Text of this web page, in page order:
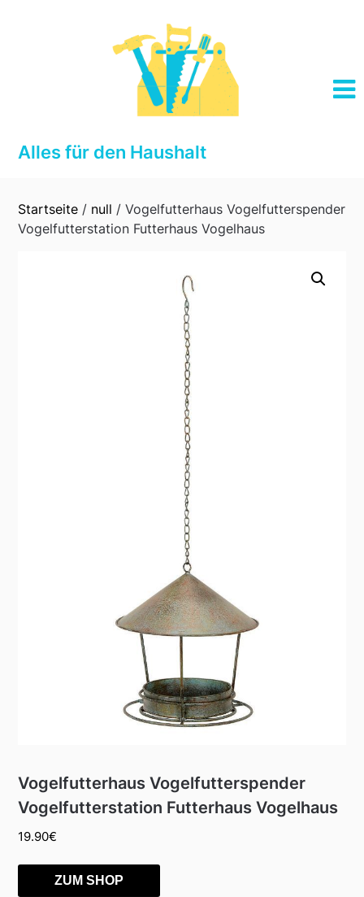
Alles für den Haushalt
Startseite / null / Vogelfutterhaus Vogelfutterspender
Vogelfutterstation Futterhaus Vogelhaus
Vogelfutterhaus Vogelfutterspender
Vogelfutterstation Futterhaus Vogelhaus
19.90€
ZUM SHOP